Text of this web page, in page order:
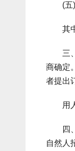
(五)
其中
三、
商确定
者提出
用人
四、
自然人